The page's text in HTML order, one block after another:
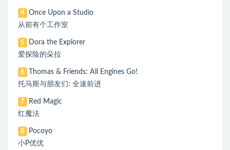
4
Once Upon a Studio
从前有个工作室
5
Dora the Explorer
爱探险的朵拉
6
Thomas & Friends: All Engines Go!
托马斯与朋友们: 全速前进
7
Red Magic
红魔法
8
Pocoyo
小P优优